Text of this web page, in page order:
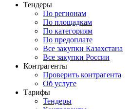
Тендеры
По регионам
По площадкам
По категориям
По предоплате
Все закупки Казахстана
Все закупки России
Контрагенты
Проверить контрагента
Об услуге
Тарифы
Тендеры